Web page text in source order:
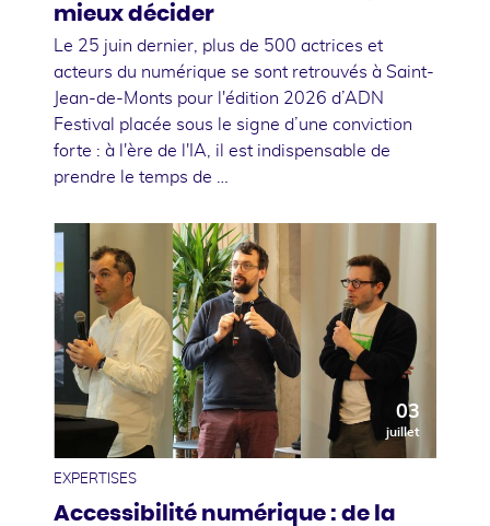
mieux décider
Le 25 juin dernier, plus de 500 actrices et
acteurs du numérique se sont retrouvés à Saint-
Jean-de-Monts pour l'édition 2026 d’ADN
Festival placée sous le signe d’une conviction
forte : à l'ère de l'IA, il est indispensable de
prendre le temps de …
03
juillet
EXPERTISES
Accessibilité numérique : de la